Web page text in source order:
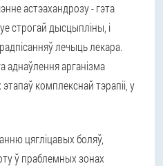
астэахандрозу - гэта
строгай дысцыпліны, і
лечыць лекара.
аднаўлення арганізма
комплекснай тэрапіі, у
цягліцавых боляў,
ў праблемных зонах